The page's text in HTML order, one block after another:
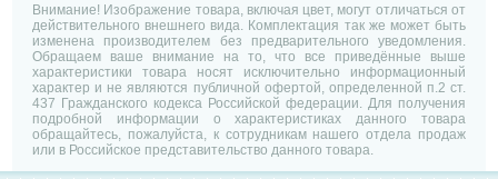
Внимание! Изображение товара, включая цвет, могут отличаться от
действительного внешнего вида. Комплектация так же может быть
изменена производителем без предварительного уведомления.
Обращаем ваше внимание на то, что все приведённые выше
характеристики товара носят исключительно информационный
характер и не являются публичной офертой, определенной п.2 ст.
437 Гражданского кодекса Российской федерации. Для получения
подробной информации о характеристиках данного товара
обращайтесь, пожалуйста, к сотрудникам нашего отдела продаж
или в Российское представительство данного товара.